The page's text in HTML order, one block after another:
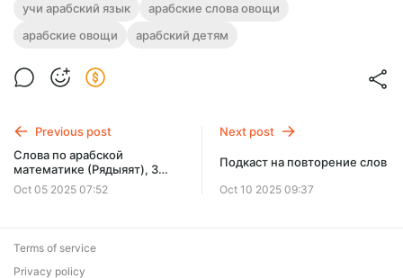
учи арабский язык
арабские слова овощи
арабские овощи
арабский детям
Previous post
Слова по арабской
математике (Рядыяят), 3
класс
Oct 05 2025 07:52
Next post
Подкаст на повторение слов
Oct 10 2025 09:37
Terms of service
Privacy policy